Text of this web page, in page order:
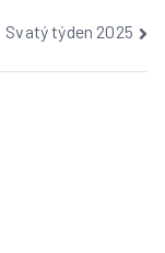
Svatý týden 2025